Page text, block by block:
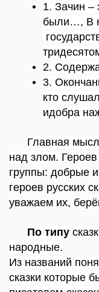
1. Зачин –
были…, В
2.
3.
кто слушал
идобра
Главная
над злом.
группы: добрые
героев русских
уважаем их,
По типу
народные.
Из названий
сказки которые